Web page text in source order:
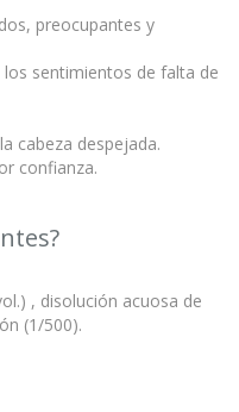
preocupantes y
sentimientos de falta de
cabeza despejada.
confianza.
, disolución acuosa de
(1/500).